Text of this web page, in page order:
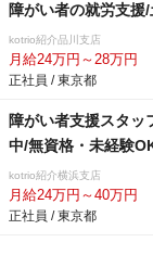
障がい者の就労支援
kotrio紹介品川支店
月給24万円～28万円
正社員 / 東京都
障がい者支援スタ
中/無資格・未経験
kotrio紹介横浜支店
月給24万円～40万円
正社員 / 東京都